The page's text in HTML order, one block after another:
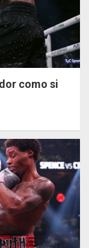
como si